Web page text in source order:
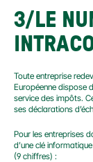
3/LE
Toute entreprise
Européenne dispose
service des impôts.
ses déclarations
Pour les entreprises
d’une clé
(9 chiffres) :